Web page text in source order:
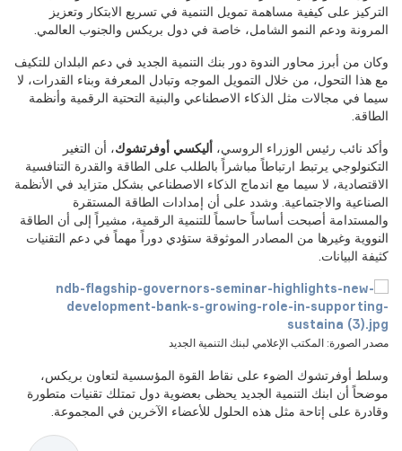
التركيز على كيفية مساهمة تمويل التنمية في تسريع الابتكار وتعزيز
المرونة ودعم النمو الشامل، خاصة في دول بريكس والجنوب العالمي.
وكان من أبرز محاور الندوة دور بنك التنمية الجديد في دعم البلدان للتكيف
مع هذا التحول، من خلال التمويل الموجه وتبادل المعرفة وبناء القدرات، لا
سيما في مجالات مثل الذكاء الاصطناعي والبنية التحتية الرقمية وأنظمة
الطاقة.
وأكد نائب رئيس الوزراء الروسي، أليكسي أوفرتشوك، أن التغير
التكنولوجي يرتبط ارتباطاً مباشراً بالطلب على الطاقة والقدرة التنافسية
الاقتصادية، لا سيما مع اندماج الذكاء الاصطناعي بشكل متزايد في الأنظمة
الصناعية والاجتماعية. وشدد على أن إمدادات الطاقة المستقرة
والمستدامة أصبحت أساساً حاسماً للتنمية الرقمية، مشيراً إلى أن الطاقة
النووية وغيرها من المصادر الموثوقة ستؤدي دوراً مهماً في دعم التقنيات
كثيفة البيانات.
مصدر الصورة: المكتب الإعلامي لبنك التنمية الجديد
وسلط أوفرتشوك الضوء على نقاط القوة المؤسسية لتعاون بريكس،
موضحاً أن ابنك التنمية الجديد يحظى بعضوية دول تمتلك تقنيات متطورة
وقادرة على إتاحة مثل هذه الحلول للأعضاء الآخرين في المجموعة.